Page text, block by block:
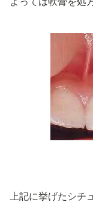
上記に挙げたシチ